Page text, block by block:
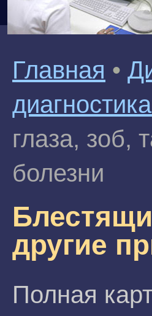
Главная •
глаза, зоб,
болезни
другие
Полная